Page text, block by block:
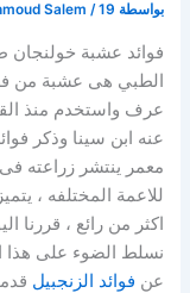
بواسطة Salem /19 أبريل، 2024
فوائد عشبة خولنجان
الطبي هى عشبة من
عرف واستخدم منذ
عنه ابن سينا وذكر
معمر ينتشر زراعته
للاعمة المختلفه ،
اكثر من رائع ، قررنا
نسلط الضوء على هذا
عن فوائد الزنجبيل